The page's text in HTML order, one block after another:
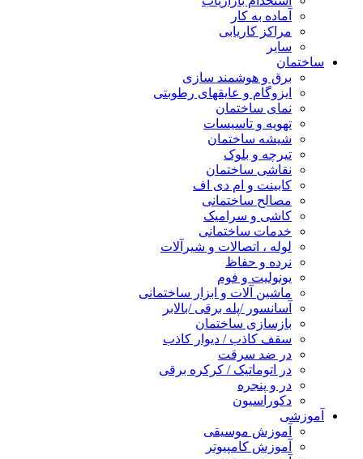
آماده به کار
مراکز کاریابی
سایر
ساختمان
برق و هوشمند سازی
ایزوگام و عایقهای رطوبتی
نمای ساختمان
تهویه و تاسیسات
شیشه ساختمان
تیرچه و بلوک
نقاشی ساختمان
کابینت و ام دی اف
مصالح ساختمانی
کاشی و سرامیک
خدمات ساختمانی
لوله ، اتصالات و شیرآلات
نرده و حفاظ
یونولیت و فوم
ماشین آلات و ابزار ساختمانی
آسانسور /پله برقی /بالابر
بازسازی ساختمان
سقف کاذب / دیوار کاذب
در ضد سرقت
در اتوماتیک / کرکره برقی
در و پنجره
دکوراسیون
آموزشی
آموزش موسیقی
آموزش کامپیوتر